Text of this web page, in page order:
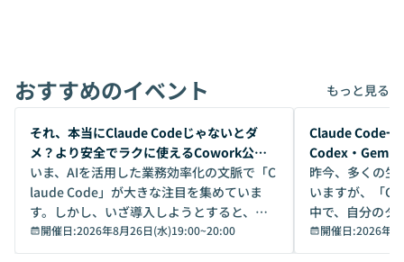
おすすめのイベント もっと見る
開催前
それ、本当にClaude Codeじゃないとダ
メ？より安全でラクに使えるCowork公開
デモ
いま、AIを活用した業務効率化の文脈で「C
laude Code」が大きな注目を集めていま
す。しかし、いざ導入しようとすると、セ
キュリティ面の懸念や権限管理のハードル
から、気軽に使えないケースも多いのでは
開催日:2026年8月26日(水)19:00~20:00
開催前
Claude Code一
Codex・
昨今、多くの生
いますが、「
中で、自分のタ
いいのか」を自
か？ 「なんとなく誰かが良いと言っていた
開催日:2026年8